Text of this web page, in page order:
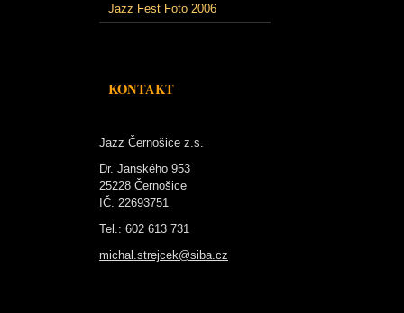
Jazz Fest Foto 2006
KONTAKT
Jazz Černošice z.s.
Dr. Janského 953
25228 Černošice
IČ: 22693751
Tel.: 602 613 731
michal.strejcek@siba.cz